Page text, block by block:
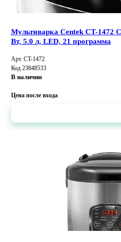
Мультиварка Centek CT-1472
Вт, 5.0 л, LED, 21 программа
Арт. CT-1472
Код 23848533
В наличии
Цена после входа